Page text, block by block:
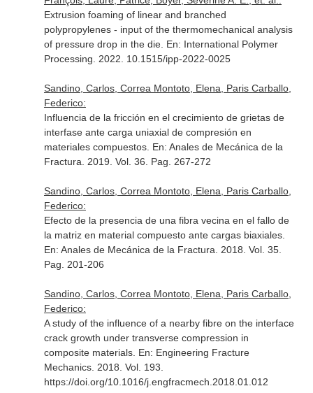
Extrusion foaming of linear and branched
polypropylenes - input of the thermomechanical analysis
of pressure drop in the die. En: International Polymer
Processing . 2022. 10.1515/ipp-2022-0025
Sandino, Carlos, Correa Montoto, Elena, Paris Carballo,
Federico:
Influencia de la fricción en el crecimiento de grietas de
interfase ante carga uniaxial de compresión en
materiales compuestos. En: Anales de Mecánica de la
Fractura . 2019. Vol. 36. Pag. 267-272
Sandino, Carlos, Correa Montoto, Elena, Paris Carballo,
Federico:
Efecto de la presencia de una fibra vecina en el fallo de
la matriz en material compuesto ante cargas biaxiales.
En: Anales de Mecánica de la Fractura . 2018. Vol. 35.
Pag. 201-206
Sandino, Carlos, Correa Montoto, Elena, Paris Carballo,
Federico:
A study of the influence of a nearby fibre on the interface
crack growth under transverse compression in
composite materials. En: Engineering Fracture
Mechanics. 2018. Vol. 193.
https://doi.org/10.1016/j.engfracmech.2018.01.012